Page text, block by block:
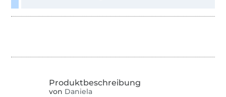
von Daniela